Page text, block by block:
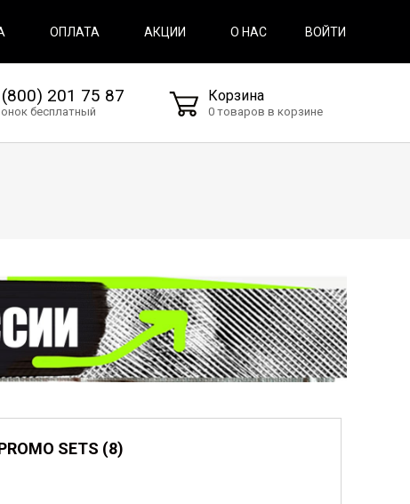
ОПЛАТА АКЦИИ О НАС ВОЙТИ
201 75 87
бесплатный
Корзина
0 товаров в корзине
SETS (8)